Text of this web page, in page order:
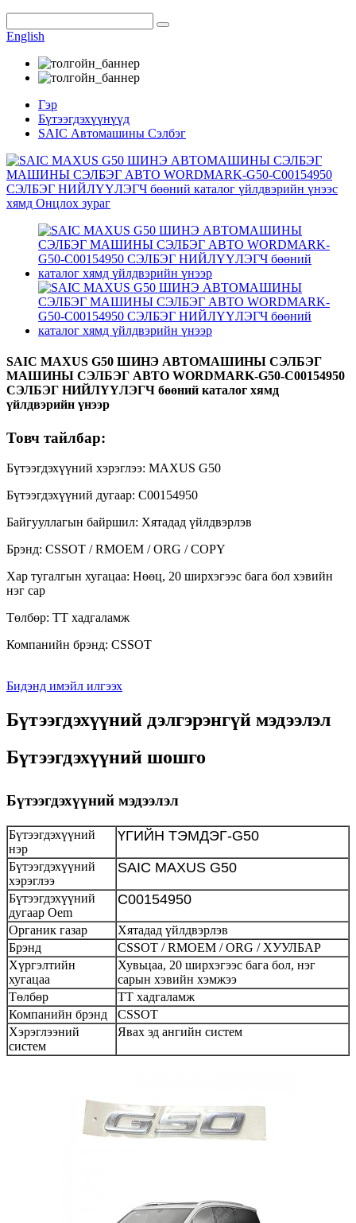
English
Гэр
Бүтээгдэхүүнүүд
SAIC Автомашины Сэлбэг
SAIC MAXUS G50 ШИНЭ АВТОМАШИНЫ СЭЛБЭГ
МАШИНЫ СЭЛБЭГ АВТО WORDMARK-G50-C00154950
СЭЛБЭГ НИЙЛҮҮЛЭГЧ бөөний каталог хямд
үйлдвэрийн үнээр
Товч тайлбар:
Бүтээгдэхүүний хэрэглээ: MAXUS G50
Бүтээгдэхүүний дугаар: C00154950
Байгууллагын байршил: Хятадад үйлдвэрлэв
Брэнд: CSSOT / RMOEM / ORG / COPY
Хар тугалгын хугацаа: Нөөц, 20 ширхэгээс бага бол хэвийн
нэг сар
Төлбөр: TT хадгаламж
Компанийн брэнд: CSSOT
Бидэнд имэйл илгээх
Бүтээгдэхүүний дэлгэрэнгүй мэдээлэл
Бүтээгдэхүүний шошго
Бүтээгдэхүүний мэдээлэл
Бүтээгдэхүүний
нэр
ҮГИЙН ТЭМДЭГ-G50
Бүтээгдэхүүний
хэрэглээ
SAIC MAXUS G50
Бүтээгдэхүүний
дугаар Oem
C00154950
Органик газар
Хятадад үйлдвэрлэв
Брэнд
CSSOT / RMOEM / ORG / ХУУЛБАР
Хүргэлтийн
хугацаа
Хувьцаа, 20 ширхэгээс бага бол, нэг
сарын хэвийн хэмжээ
Төлбөр
ТТ хадгаламж
Компанийн брэнд
CSSOT
Хэрэглээний
систем
Явах эд ангийн систем